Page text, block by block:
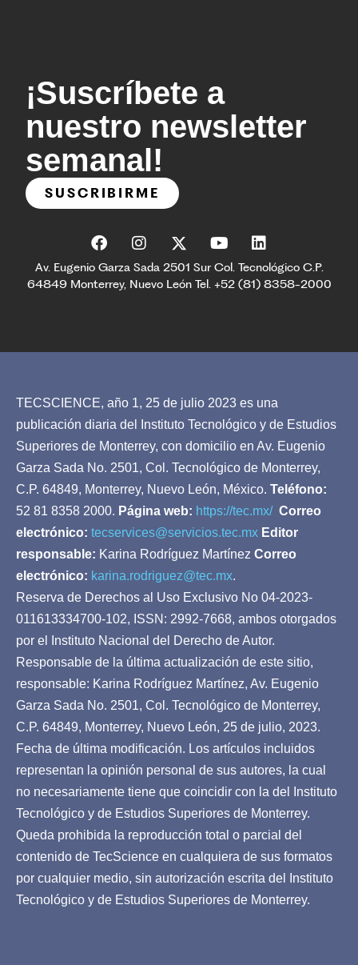
¡Suscríbete a
nuestro newsletter
semanal!
SUSCRIBIRME
Av. Eugenio Garza Sada 2501 Sur Col. Tecnológico C.P.
64849 Monterrey, Nuevo León Tel. +52 (81) 8358-2000
TECSCIENCE, año 1, 25 de julio 2023 es una
publicación diaria del Instituto Tecnológico y de Estudios
Superiores de Monterrey, con domicilio en Av. Eugenio
Garza Sada No. 2501, Col. Tecnológico de Monterrey,
C.P. 64849, Monterrey, Nuevo León, México. Teléfono:
52 81 8358 2000. Página web: https://tec.mx/ Correo
electrónico: tecservices@servicios.tec.mx Editor
responsable: Karina Rodríguez Martínez Correo
electrónico: karina.rodriguez@tec.mx.
Reserva de Derechos al Uso Exclusivo No 04-2023-
011613334700-102, ISSN: 2992-7668, ambos otorgados
por el Instituto Nacional del Derecho de Autor.
Responsable de la última actualización de este sitio,
responsable: Karina Rodríguez Martínez, Av. Eugenio
Garza Sada No. 2501, Col. Tecnológico de Monterrey,
C.P. 64849, Monterrey, Nuevo León, 25 de julio, 2023.
Fecha de última modificación. Los artículos incluidos
representan la opinión personal de sus autores, la cual
no necesariamente tiene que coincidir con la del Instituto
Tecnológico y de Estudios Superiores de Monterrey.
Queda prohibida la reproducción total o parcial del
contenido de TecScience en cualquiera de sus formatos
por cualquier medio, sin autorización escrita del Instituto
Tecnológico y de Estudios Superiores de Monterrey.